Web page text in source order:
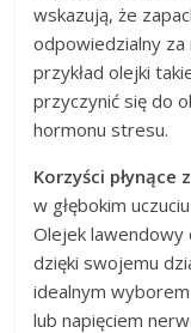
wskazują, że
odpowiedzialny za
przykład olejki
przyczynić się do
hormonu stresu.
Korzyści płynące
w głębokim
Olejek lawendowy
dzięki swojemu
idealnym
lub napięciem